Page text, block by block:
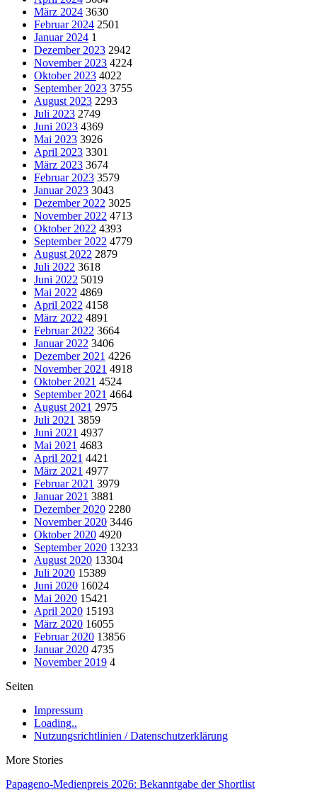
März 2024 3630
Februar 2024 2501
Januar 2024 1
Dezember 2023 2942
November 2023 4224
Oktober 2023 4022
September 2023 3755
August 2023 2293
Juli 2023 2749
Juni 2023 4369
Mai 2023 3926
April 2023 3301
März 2023 3674
Februar 2023 3579
Januar 2023 3043
Dezember 2022 3025
November 2022 4713
Oktober 2022 4393
September 2022 4779
August 2022 2879
Juli 2022 3618
Juni 2022 5019
Mai 2022 4869
April 2022 4158
März 2022 4891
Februar 2022 3664
Januar 2022 3406
Dezember 2021 4226
November 2021 4918
Oktober 2021 4524
September 2021 4664
August 2021 2975
Juli 2021 3859
Juni 2021 4937
Mai 2021 4683
April 2021 4421
März 2021 4977
Februar 2021 3979
Januar 2021 3881
Dezember 2020 2280
November 2020 3446
Oktober 2020 4920
September 2020 13233
August 2020 13304
Juli 2020 15389
Juni 2020 16024
Mai 2020 15421
April 2020 15193
März 2020 16055
Februar 2020 13856
Januar 2020 4735
November 2019 4
Seiten
Impressum
Loading..
Nutzungsrichtlinien / Datenschutzerklärung
More Stories
Papageno-Medienpreis 2026: Bekanntgabe der Shortlist